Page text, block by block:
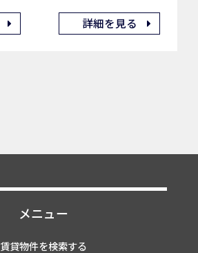
詳細を見る
メニュー
賃貸物件を検索する